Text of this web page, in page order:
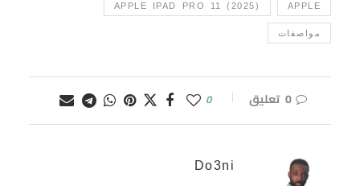
APPLE
APPLE IPAD PRO 11 (2025)
مواصفات
0 تعليق 0
Do3ni